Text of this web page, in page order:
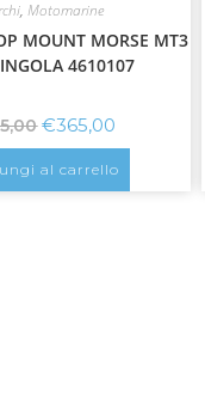
, Motomarine
MOUNT MORSE MT3
4610107
€365,00
al carrello